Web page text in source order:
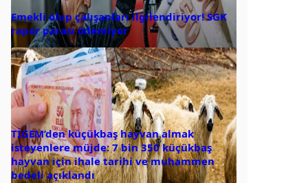
Emekli olup çalışanları ilgilendiriyor! SGK
rapor parası ödemiyor
TİGEM’den küçükbaş hayvan almak
isteyenlere müjde: 7 bin 350 küçükbaş
hayvan için ihale tarihi ve muhammen
bedeli açıklandı